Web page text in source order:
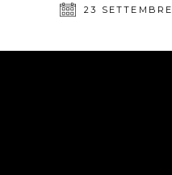
23 SETTEMBRE